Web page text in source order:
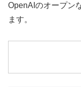
OpenAIのオープン
ます。